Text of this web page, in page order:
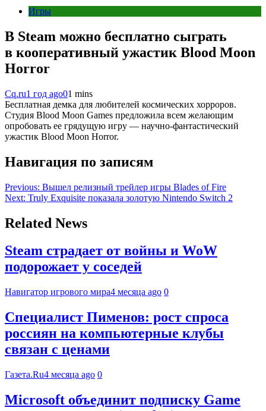
Игры
В Steam можно бесплатно сыграть
в кооперативный ужастик Blood Moon
Horror
Cq.ru1 год ago01 mins
Бесплатная демка для любителей космических хорроров.
Студия Blood Moon Games предложила всем желающим
опробовать ее грядущую игру — научно-фантастический
ужастик Blood Moon Horror.
Навигация по записям
Previous: Вышел релизный трейлер игры Blades of Fire
Next: Truly Exquisite показала золотую Nintendo Switch 2
Related News
Steam страдает от войны и WoW
подорожает у соседей
Навигатор игрового мира4 месяца ago 0
Специалист Пименов: рост спроса
россиян на компьютерные клубы
связан с ценами
Газета.Ru4 месяца ago 0
Microsoft объединит подписку Game